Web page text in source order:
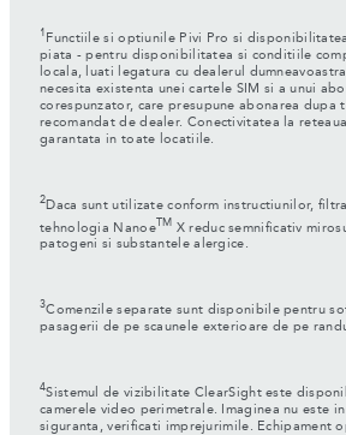
1 Functiile si optiunile Pivi Pro si
piata - pentru disponibilitatea si conditiile
locala, luati legatura cu dealerul
necesita existenta unei cartele SIM si a unui
corespunzator, care presupune abonarea dupa
recomandat de dealer. Conectivitatea la
garantata in toate locatiile.
2Daca sunt utilizate conform instructiunilor,
tehnologia Nanoe TM X reduc semnificativ
patogeni si substantele alergice.
3Comenzile separate sunt disponibile pentru
pasagerii de pe scaunele exterioare de pe
4Sistemul de vizibilitate ClearSight este
camerele video perimetrale. Imaginea nu este
siguranta, verificati imprejurimile. Echipament